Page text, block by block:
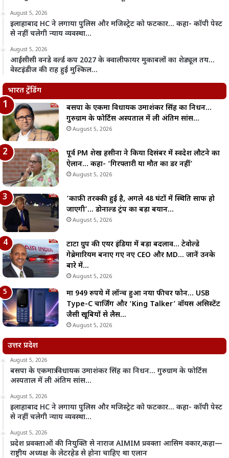
August 5, 2026
इलाहाबाद HC ने लगाया पुलिस और मजिस्ट्रेट को फटकार… कहा- कॉपी पेस्ट
से नहीं चलेगी न्याय व्यवस्था…
August 5, 2026
आईसीसी वनडे वर्ल्ड कप 2027 के क्वालीफायर मुकाबलों का शेड्यूल तय…
वेस्टइंडीज की राह हुई मुश्किल…
भारत ट्रेंडिंग
बसपा के एकमात्र विधायक उमाशंकर सिंह का निधन…
गुरुग्राम के फोर्टिस अस्पताल में ली अंतिम सांस…
August 5, 2026
पूर्व PM शेख हसीना ने किया दिसंबर में स्वदेश लौटने का
ऐलान… कहा- ‘गिरफ्तारी या मौत का डर नहीं’
August 5, 2026
‘काफ़ी तरक्की हुई है, अगले 48 घंटों में स्थिति साफ हो
जाएगी’… डोनाल्ड ट्रंप का बड़ा बयान…
August 5, 2026
टाटा ग्रुप की एयर इंडिया में बड़ा बदलाव… टेवोल्डे
गेब्रेमारियम बनाए गए नए CEO और MD… जानें उनके
बारे में…
August 5, 2026
मात्र 949 रुपये में लॉन्च हुआ नया फीचर फोन… USB
Type-C चार्जिंग और ‘King Talker’ वॉयस असिस्टेंट
जैसी खूबियों से लैस…
August 5, 2026
उत्तर प्रदेश
August 5, 2026
बसपा के एकमात्र विधायक उमाशंकर सिंह का निधन… गुरुग्राम के फोर्टिस
अस्पताल में ली अंतिम सांस…
August 5, 2026
इलाहाबाद HC ने लगाया पुलिस और मजिस्ट्रेट को फटकार… कहा- कॉपी पेस्ट
से नहीं चलेगी न्याय व्यवस्था…
August 5, 2026
प्रदेश प्रवक्ताओं की नियुक्ति से नाराज AIMIM प्रवक्ता आसिम वकार,कहा—
राष्ट्रीय अध्यक्ष के लेटरहेड से होना चाहिए था एलान